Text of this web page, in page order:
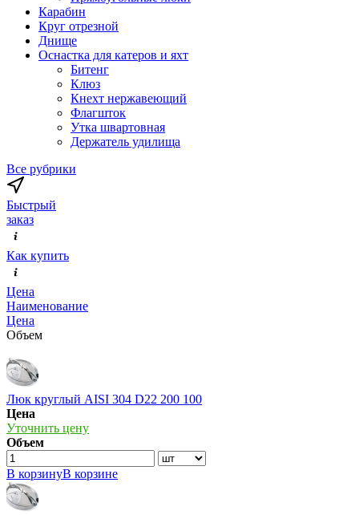
Карабин
Круг отрезной
Днище
Оснастка для катеров и яхт
Битенг
Клюз
Кнехт нержавеющий
Флагшток
Утка швартовная
Держатель удилища
Все рубрики
Быстрый
заказ
Как купить
Цена
Наименование
Цена
Объем
Люк круглый AISI 304 D22 200 100
Цена
Уточнить цену
Объем
В корзинуВ корзине